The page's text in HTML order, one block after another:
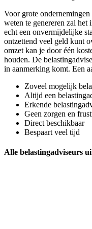
Voor grote
weten te genereren zal het
echt een onvermijdelijke
ontzettend veel geld kunt
omzet kan je door één
houden. De
in aanmerking komt. Een
Zoveel mogelijk
Altijd een
Erkende
Geen zorgen en
Direct beschikbaar
Bespaart veel tijd
Alle belastingadviseurs